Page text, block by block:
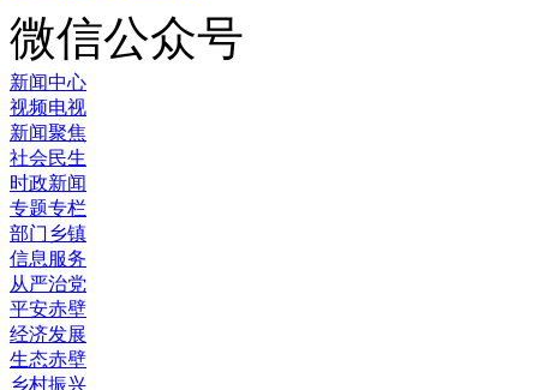
微信公众号
新闻中心
视频电视
新闻聚焦
社会民生
时政新闻
专题专栏
部门乡镇
信息服务
从严治党
平安赤壁
经济发展
生态赤壁
乡村振兴